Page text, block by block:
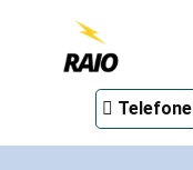
em
Telefone